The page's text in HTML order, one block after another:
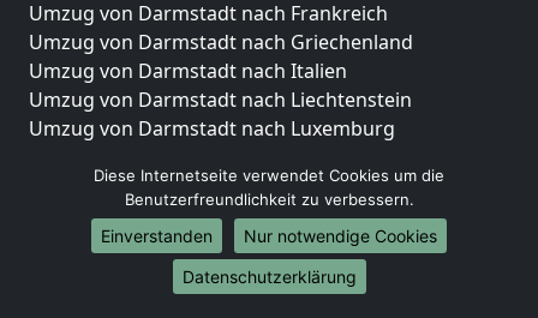
Umzug von Darmstadt nach Frankreich
Umzug von Darmstadt nach Griechenland
Umzug von Darmstadt nach Italien
Umzug von Darmstadt nach Liechtenstein
Umzug von Darmstadt nach Luxemburg
Umzug von Darmstadt nach Norwegen
Umzüge-Deutschlandweit
Umzug von Darmstadt nach Berlin
Umzug von Darmstadt nach Hamburg
Diese Internetseite verwendet Cookies um die
Benutzerfreundlichkeit zu verbessern.
Einverstanden
Nur notwendige Cookies
Datenschutzerklärung